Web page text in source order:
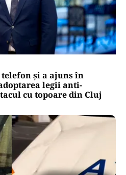
și a ajuns în
legii anti-
cu topoare din Cluj